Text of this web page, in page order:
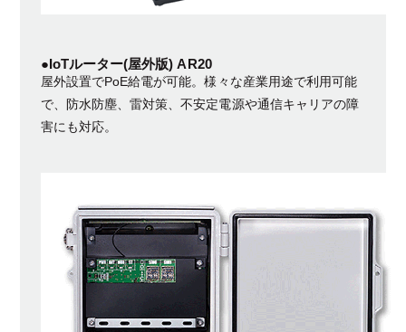
●IoTルーター(屋外版) AR20
屋外設置でPoE給電が可能。様々な産業用途で利用可能
で、防水防塵、雷対策、不安定電源や通信キャリアの障
害にも対応。